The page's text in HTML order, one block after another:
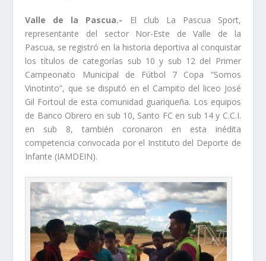
Valle de la Pascua.-
El club La Pascua Sport,
representante del sector Nor-Este de Valle de la
Pascua, se registró en la historia deportiva al conquistar
los títulos de categorías sub 10 y sub 12 del Primer
Campeonato Municipal de Fútbol 7 Copa “Somos
Vinotinto”, que se disputó en el Campito del liceo José
Gil Fortoul de esta comunidad guariqueña. Los equipos
de Banco Obrero en sub 10, Santo FC en sub 14 y C.C.I.
en sub 8, también coronaron en esta inédita
competencia convocada por el Instituto del Deporte de
Infante (IAMDEIN).